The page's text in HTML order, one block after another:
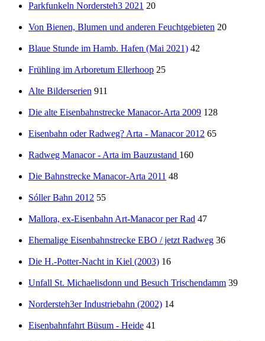
Parkfunkeln Nordersteh3 2021 20
Von Bienen, Blumen und anderen Feuchtgebieten 20
Blaue Stunde im Hamb. Hafen (Mai 2021) 42
Frühling im Arboretum Ellerhoop 25
Alte Bilderserien 911
Die alte Eisenbahnstrecke Manacor-Arta 2009 128
Eisenbahn oder Radweg? Arta - Manacor 2012 65
Radweg Manacor - Arta im Bauzustand 160
Die Bahnstrecke Manacor-Arta 2011 48
Sóller Bahn 2012 55
Mallora, ex-Eisenbahn Art-Manacor per Rad 47
Ehemalige Eisenbahnstrecke EBO / jetzt Radweg 36
Die H.-Potter-Nacht in Kiel (2003) 16
Unfall St. Michaelisdonn und Besuch Trischendamm 39
Nordersteh3er Industriebahn (2002) 14
Eisenbahnfahrt Büsum - Heide 41